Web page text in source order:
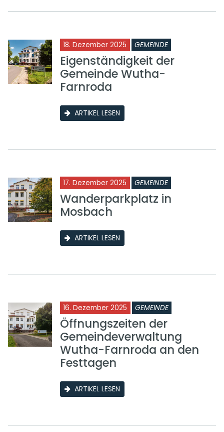
18. Dezember 2025 GEMEINDE
Eigenständigkeit der
Gemeinde Wutha-
Farnroda
ARTIKEL LESEN
17. Dezember 2025 GEMEINDE
Wanderparkplatz in
Mosbach
ARTIKEL LESEN
16. Dezember 2025 GEMEINDE
Öffnungszeiten der
Gemeindeverwaltung
Wutha-Farnroda an den
Festtagen
ARTIKEL LESEN